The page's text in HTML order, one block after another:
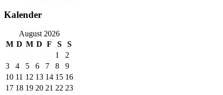
Kalender
August 2026
M D M D F S
S
1
2
3
4 5 6 7 8
9
10 11 12 13 14 15 16
17 18 19 20 21 22 23